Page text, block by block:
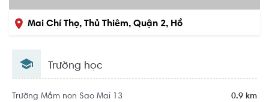
Mai Chí Thọ, Thủ Thiêm, Quận 2, Hồ
Khu dân cư Khu đô thị mới Thủ Thiêm
Trường học
Trường Mầm non Sao Mai 13 0.9 km